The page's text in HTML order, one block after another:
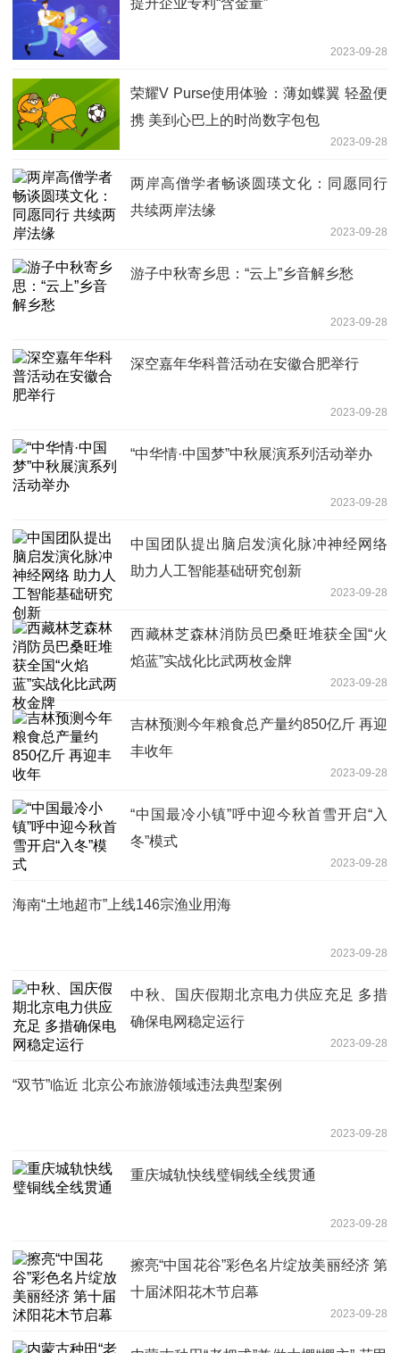
提升企业专利“含金量”
2023-09-28
荣耀V Purse使用体验：薄如蝶翼 轻盈便
携 美到心巴上的时尚数字包包
2023-09-28
两岸高僧学者畅谈圆瑛文化：同愿同行
共续两岸法缘
2023-09-28
游子中秋寄乡思：“云上”乡音解乡愁
2023-09-28
深空嘉年华科普活动在安徽合肥举行
2023-09-28
“中华情·中国梦”中秋展演系列活动举办
2023-09-28
中国团队提出脑启发演化脉冲神经网络
助力人工智能基础研究创新
2023-09-28
西藏林芝森林消防员巴桑旺堆获全国“火
焰蓝”实战化比武两枚金牌
2023-09-28
吉林预测今年粮食总产量约850亿斤 再迎
丰收年
2023-09-28
“中国最冷小镇”呼中迎今秋首雪开启“入
冬”模式
2023-09-28
海南“土地超市”上线146宗渔业用海
2023-09-28
中秋、国庆假期北京电力供应充足 多措
确保电网稳定运行
2023-09-28
“双节”临近 北京公布旅游领域违法典型案例
2023-09-28
重庆城轨快线璧铜线全线贯通
2023-09-28
擦亮“中国花谷”彩色名片绽放美丽经济 第
十届沭阳花木节启幕
2023-09-28